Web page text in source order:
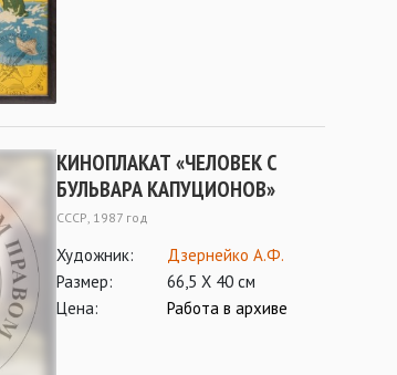
КИНОПЛАКАТ «ЧЕЛОВЕК С
БУЛЬВАРА КАПУЦИОНОВ»
СССР, 1987 год
Художник:
Дзернейко А.Ф.
Размер:
66,5 Х 40 см
Цена:
Работа в архиве